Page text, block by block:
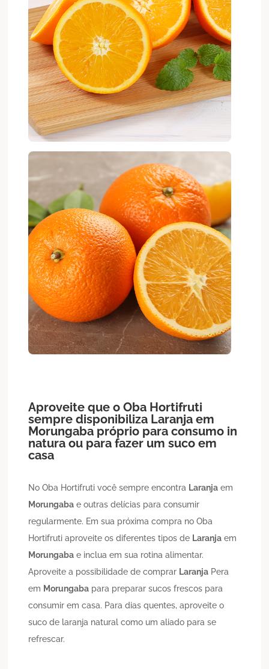
Aproveite que o Oba Hortifruti
sempre disponibiliza Laranja em
Morungaba próprio para consumo in
natura ou para fazer um suco em
casa
No Oba Hortifruti você sempre encontra Laranja em
Morungaba e outras delícias para consumir
regularmente. Em sua próxima compra no Oba
Hortifruti aproveite os diferentes tipos de Laranja em
Morungaba e inclua em sua rotina alimentar.
Aproveite a possibilidade de comprar Laranja Pera
em Morungaba para preparar sucos frescos para
consumir em casa. Para dias quentes, aproveite o
suco de laranja natural como um aliado para se
refrescar.